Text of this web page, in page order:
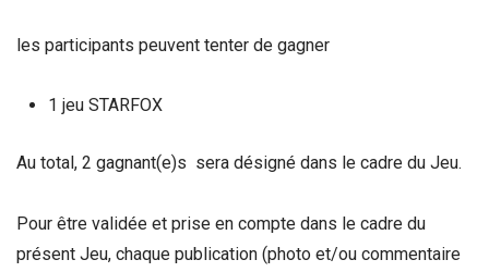
les participants peuvent tenter de gagner
1 jeu STARFOX
Au total, 2 gagnant(e)s sera désigné dans le cadre du Jeu.
Pour être validée et prise en compte dans le cadre du
présent Jeu, chaque publication (photo et/ou commentaire